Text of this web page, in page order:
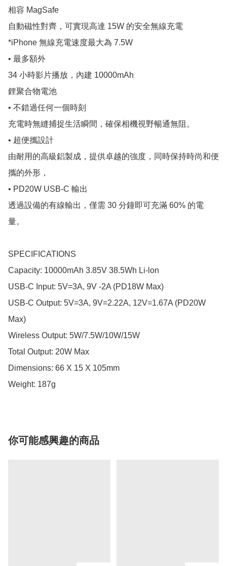
相容 MagSafe
自動磁性對齊，可實現高達 15W 的安全無線充電
*iPhone 無線充電速度最大為 7.5W
• 最多額外
34 小時影片播放，內建 10000mAh
鋰聚合物電池
• 不錯過任何一個時刻
充電時無縫捕捉生活瞬間，確保相機視野暢通無阻。
• 超便攜設計
由耐用的高級鋁製成，提供卓越的強度，同時保持時尚和便
攜的外形，
• PD20W USB-C 輸出
透過設備的有線輸出，僅需 30 分鐘即可充滿 60% 的電
量。
SPECIFICATIONS
Capacity: 10000mAh 3.85V 38.5Wh Li-lon
USB-C Input: 5V=3A, 9V -2A (PD18W Max)
USB-C Output: 5V=3A, 9V=2.22A, 12V=1.67A (PD20W
Max)
Wireless Output: 5W/7.5W/10W/15W
Total Output: 20W Max
Dimensions: 66 X 15 X 105mm
Weight: 187g
你可能感興趣的商品